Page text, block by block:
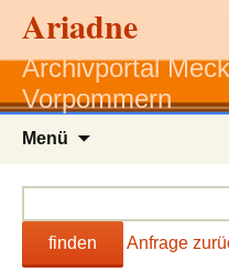
Ariadne
Archivportal
Vorpommern
Menü
finden Anfrage